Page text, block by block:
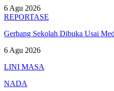
6 Agu 2026
REPORTASE
Gerbang Sekolah Dibuka Usai
6 Agu 2026
LINI MASA
NADA